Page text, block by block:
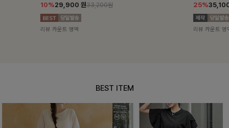
25%35,100 원46,800원
리뷰 카운트 영역
10%
리뷰 카운트 영
BEST ITEM